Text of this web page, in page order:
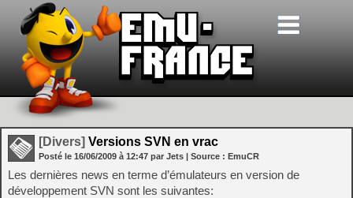
[Divers] Versions SVN en vrac
Posté le 16/06/2009 à 12:47 par Jets | Source : EmuCR
Les dernières news en terme d’émulateurs en version de
développement SVN sont les suivantes: